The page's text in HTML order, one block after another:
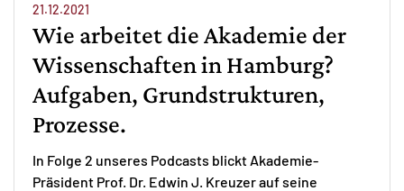
21.12.2021
Wie arbeitet die Akademie der
Wissenschaften in Hamburg?
Aufgaben, Grundstrukturen,
Prozesse.
In Folge 2 unseres Podcasts blickt Akademie-
Präsident Prof. Dr. Edwin J. Kreuzer auf seine